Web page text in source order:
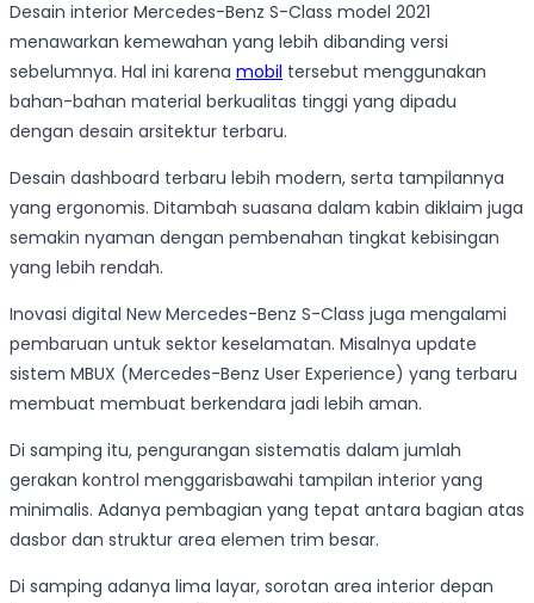
Desain interior Mercedes-Benz S-Class model 2021
menawarkan kemewahan yang lebih dibanding versi
sebelumnya. Hal ini karena mobil tersebut menggunakan
bahan-bahan material berkualitas tinggi yang dipadu
dengan desain arsitektur terbaru.
Desain dashboard terbaru lebih modern, serta tampilannya
yang ergonomis. Ditambah suasana dalam kabin diklaim juga
semakin nyaman dengan pembenahan tingkat kebisingan
yang lebih rendah.
Inovasi digital New Mercedes-Benz S-Class juga mengalami
pembaruan untuk sektor keselamatan. Misalnya update
sistem MBUX (Mercedes-Benz User Experience) yang terbaru
membuat membuat berkendara jadi lebih aman.
Di samping itu, pengurangan sistematis dalam jumlah
gerakan kontrol menggarisbawahi tampilan interior yang
minimalis. Adanya pembagian yang tepat antara bagian atas
dasbor dan struktur area elemen trim besar.
Di samping adanya lima layar, sorotan area interior depan